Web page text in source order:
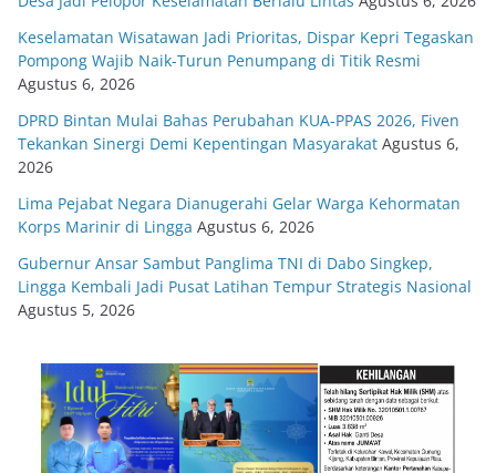
Keselamatan Wisatawan Jadi Prioritas, Dispar Kepri Tegaskan
Pompong Wajib Naik-Turun Penumpang di Titik Resmi
Agustus 6, 2026
DPRD Bintan Mulai Bahas Perubahan KUA-PPAS 2026, Fiven
Tekankan Sinergi Demi Kepentingan Masyarakat Agustus 6,
2026
Lima Pejabat Negara Dianugerahi Gelar Warga Kehormatan
Korps Marinir di Lingga Agustus 6, 2026
Gubernur Ansar Sambut Panglima TNI di Dabo Singkep,
Lingga Kembali Jadi Pusat Latihan Tempur Strategis Nasional
Agustus 5, 2026